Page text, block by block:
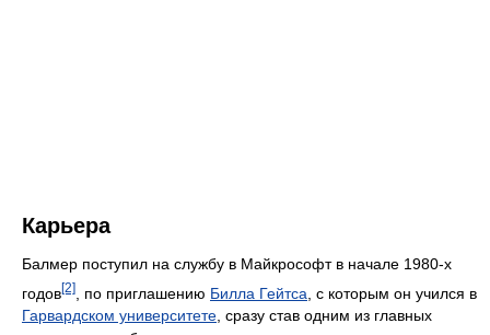
Карьера
Балмер поступил на службу в Майкрософт в начале 1980-х
годов[2] , по приглашению Билла Гейтса , с которым он учился в
Гарвардском университете, сразу став одним из главных